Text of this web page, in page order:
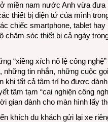
miền nam nước Anh vừa
thiết bị điện tử của mình
chiếc smartphone, tablet
chăm sóc thiết bị cả ngày
“xiềng xích nô lệ công
những tin nhắn, những cuộc
khi tất cả tâm trí họ được
tâm tạm “cai nghiện công
gian dành cho màn hình lấy
khích du khách gửi lại xe